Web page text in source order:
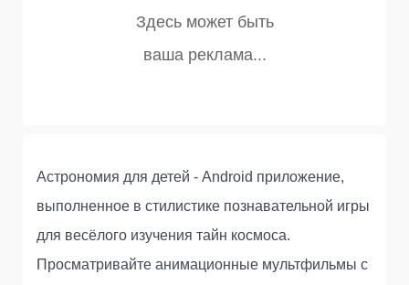
Астрономия для детей - Android приложение,
выполненное в стилистике познавательной игры
для весёлого изучения тайн космоса.
Просматривайте анимационные мультфильмы с